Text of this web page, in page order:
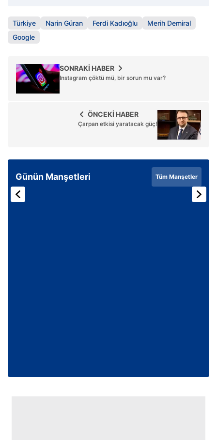
Metnimiziziyaret edebilirsiniz.
6698 sayılı Kişisel Verilerin Korunması Kanunu uyarınca
ilgili mevzuata uygun olarak kullanılan çerezlerle ilgili bilgi
almak için lütfentıklayınız.
Türkiye Narin Güran Ferdi Kadıoğlu
Merih Demiral
Google
SONRAKİ HABER
Instagram çöktü mü, bir sorun mu var?
ÖNCEKİ HABER
Çarpan etkisi yaratacak güç!
Günün Manşetleri Tüm Manşetler